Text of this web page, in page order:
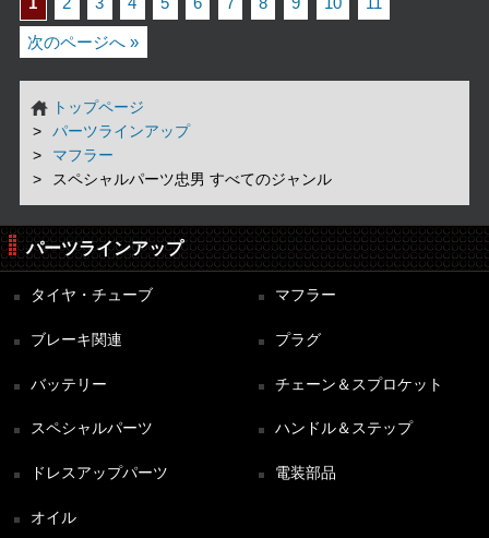
1
2 3 4 5 6 7 8 9 10 11
次のページへ »
トップページ
パーツラインアップ
マフラー
スペシャルパーツ忠男 すべてのジャンル
パーツラインアップ
タイヤ・チューブ マフラー
ブレーキ関連 プラグ
バッテリー チェーン＆スプロケット
スペシャルパーツ ハンドル＆ステップ
ドレスアップパーツ 電装部品
オイル